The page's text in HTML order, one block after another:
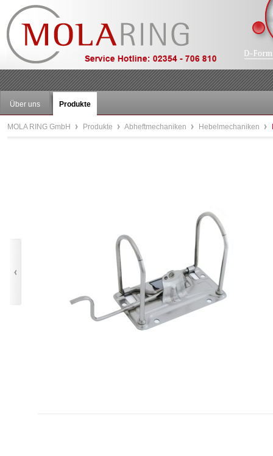
Über uns Produkte
MOLA RING GmbH Produkte Abheftmechaniken Hebelmechaniken